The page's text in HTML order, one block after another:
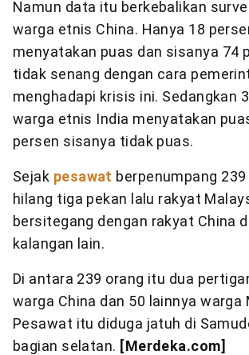
Namun data itu berkebalikan
warga etnis China. Hanya 18
menyatakan puas dan sisanya 74
tidak senang dengan cara
menghadapi krisis ini. Sedangkan
warga etnis India menyatakan
persen sisanya tidak puas.
Sejak pesawat berpenumpang
hilang tiga pekan lalu rakyat
bersitegang dengan rakyat China
kalangan lain.
Di antara 239 orang itu dua
warga China dan 50 lainnya warga
Pesawat itu diduga jatuh di
bagian selatan. [Merdeka.com]